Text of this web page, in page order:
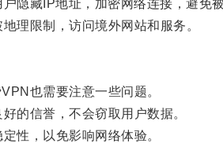
藏IP地址，加密网络连接，避免被
限制，访问境外网站和服务。
也需要注意一些问题。
信誉，不会窃取用户数据。
，以免影响网络体验。